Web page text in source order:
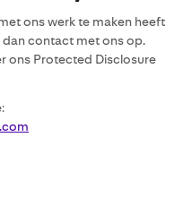
ons werk te maken heeft
contact met ons op.
ons Protected Disclosure